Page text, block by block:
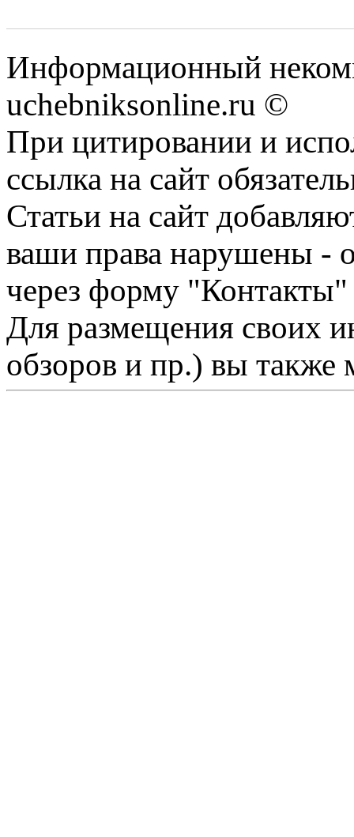
Информационный
uchebniksonline.ru ©
При цитировании и
ссылка на сайт
Статьи на сайт
ваши права нарушены -
через форму "Контакты"
Для размещения своих
обзоров и пр.) вы также